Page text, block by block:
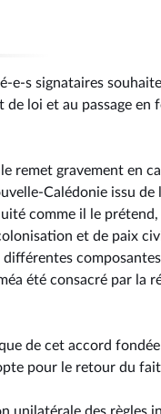
e-s signataires
loi et au passage en
remet gravement en
Calédonie issu de
comme il le
et de paix
été consacré par la
de cet accord
pour le retour du